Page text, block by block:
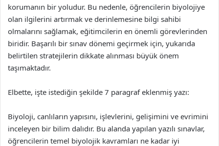
korumanın bir yoludur. Bu nedenle, öğrencilerin biyolojiye
olan ilgilerini artırmak ve derinlemesine bilgi sahibi
olmalarını sağlamak, eğitimcilerin en önemli görevlerinden
biridir. Başarılı bir sınav dönemi geçirmek için, yukarıda
belirtilen stratejilerin dikkate alınması büyük önem
taşımaktadır.
Elbette, işte istediğin şekilde 7 paragraf eklenmiş yazı:
Biyoloji, canlıların yapısını, işlevlerini, gelişimini ve evrimini
inceleyen bir bilim dalıdır. Bu alanda yapılan yazılı sınavlar,
öğrencilerin temel biyolojik kavramları ne kadar iyi